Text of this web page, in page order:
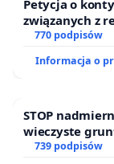
Petycja o
związanych z
770 podpisów
Informacja o
STOP
wieczyste
ogrody
739 podpisów